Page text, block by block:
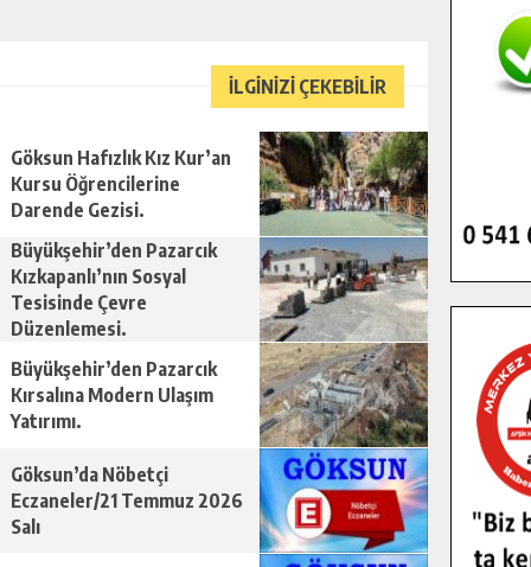
İLGİNİZİ ÇEKEBİLİR
Göksun Hafızlık Kız Kur’an
Kursu Öğrencilerine
Darende Gezisi.
Büyükşehir’den Pazarcık
Kızkapanlı’nın Sosyal
Tesisinde Çevre
Düzenlemesi.
Büyükşehir’den Pazarcık
Kırsalına Modern Ulaşım
Yatırımı.
Göksun’da Nöbetçi
Eczaneler/21 Temmuz 2026
Salı